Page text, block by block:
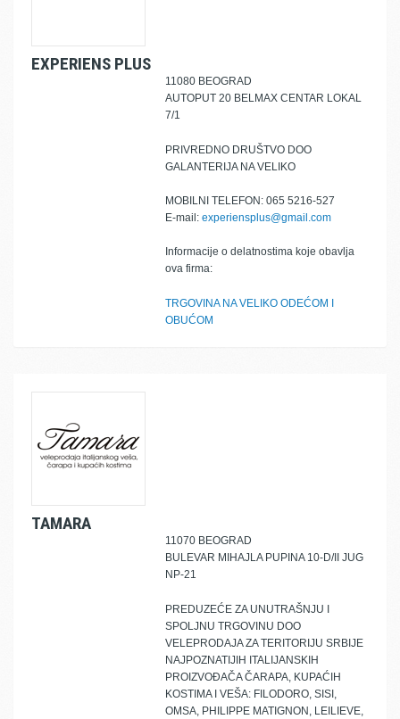
EXPERIENS PLUS
11080 BEOGRAD
AUTOPUT 20 BELMAX CENTAR LOKAL
7/1
PRIVREDNO DRUŠTVO DOO
GALANTERIJA NA VELIKO
MOBILNI TELEFON: 065 5216-527
E-mail: experiensplus@gmail.com
Informacije o delatnostima koje obavlja
ova firma:
TRGOVINA NA VELIKO ODEĆOM I
OBUĆOM
TAMARA
11070 BEOGRAD
BULEVAR MIHAJLA PUPINA 10-D/II JUG
NP-21
PREDUZEĆE ZA UNUTRAŠNJU I
SPOLJNU TRGOVINU DOO
VELEPRODAJA ZA TERITORIJU SRBIJE
NAJPOZNATIJIH ITALIJANSKIH
PROIZVOĐAČA ČARAPA, KUPAĆIH
KOSTIMA I VEŠA: FILODORO, SISI,
OMSA, PHILIPPE MATIGNON, LEILIEVE,